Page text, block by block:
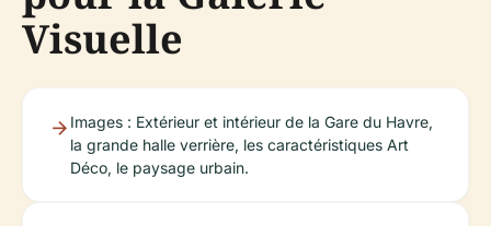
Visuelle
Images : Extérieur et intérieur de la Gare du Havre,
la grande halle verrière, les caractéristiques Art
Déco, le paysage urbain.